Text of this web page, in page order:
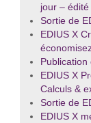
jour –
Sortie de
EDIUS X
EDIUS X
Calculs &
Sortie de
EDIUS X